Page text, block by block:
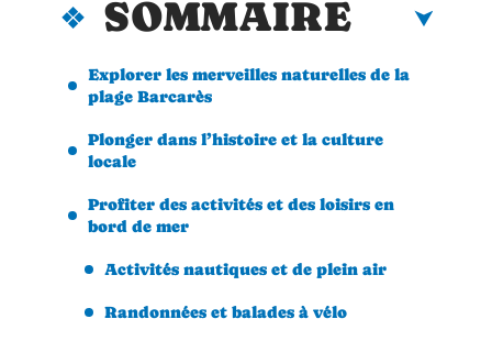
SOMMAIRE
Explorer les merveilles naturelles de la
plage Barcarès
Plonger dans l’histoire et la culture
locale
Profiter des activités et des loisirs en
bord de mer
Activités nautiques et de plein air
Randonnées et balades à vélo